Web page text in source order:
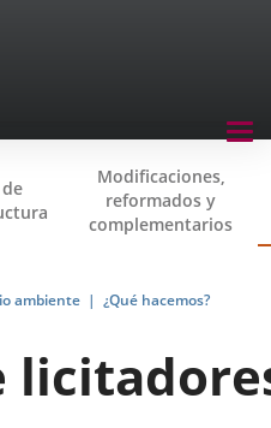
Modificaciones,
reformados y
complementarios
ambiente
¿Qué hacemos?